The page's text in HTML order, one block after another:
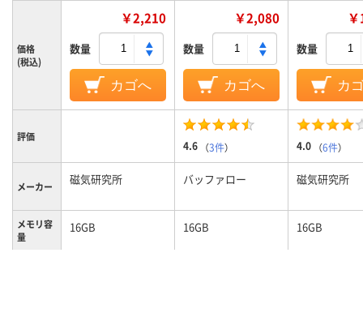
価格
(税込)
￥2,210
数量
カゴへ
￥2,080
数量
カゴへ
数量
カ
評価
4.6 （3件） 4.0 （6件）
メーカー 磁気研究所 バッファロー 磁気研究所
メモリ容
量
16GB 16GB 16GB